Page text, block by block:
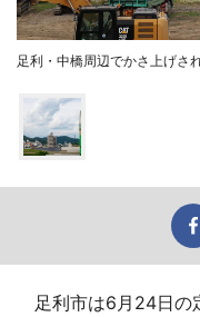
足利・中橋周辺でかさ上げさ
足利市は6月24日の